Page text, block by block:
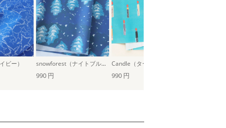
ビー） snowforest（ナイトブルー） Candle（ターコイズ）
990 円 990 円